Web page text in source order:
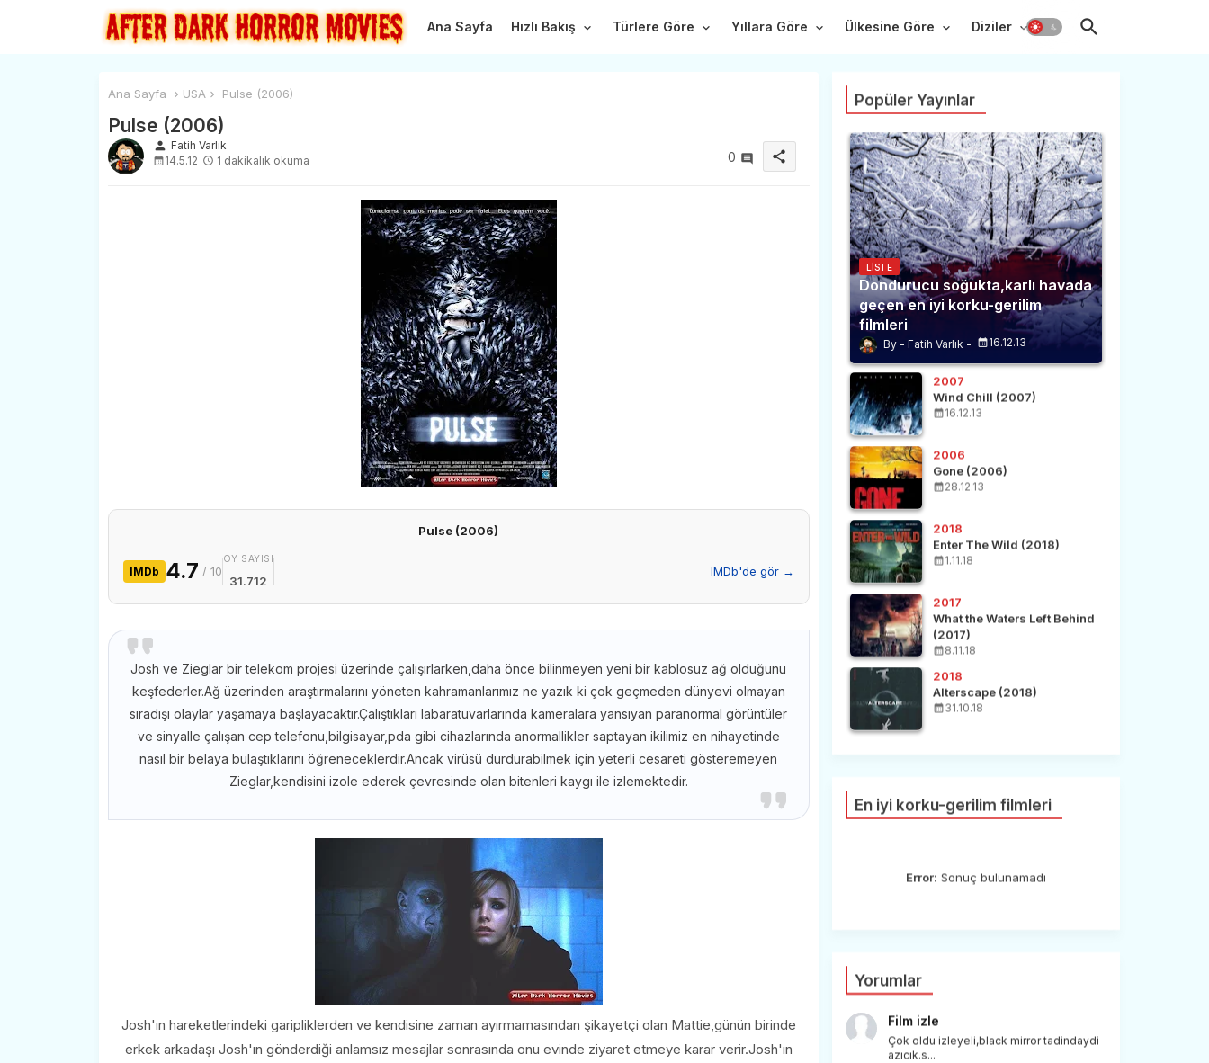
Ana Sayfa Hızlı Bakış Türlere Göre Yıllara Göre Ülkesine Göre Diziler
Ana Sayfa USA Pulse (2006)
Pulse (2006)
person Fatih Varlık
14.5.12
1 dakikalık okuma 0 share
Pulse (2006)
IMDb 4.7 / 10
OY SAYISI
31.712
IMDb'de gör →
Josh ve Zieglar bir telekom projesi üzerinde çalışırlarken,daha önce bilinmeyen yeni bir kablosuz ağ olduğunu
keşfederler.Ağ üzerinden araştırmalarını yöneten kahramanlarımız ne yazık ki çok geçmeden dünyevi olmayan
sıradışı olaylar yaşamaya başlayacaktır.Çalıştıkları labaratuvarlarında kameralara yansıyan paranormal görüntüler
ve sinyalle çalışan cep telefonu,bilgisayar,pda gibi cihazlarında anormallikler saptayan ikilimiz en nihayetinde
nasıl bir belaya bulaştıklarını öğreneceklerdir.Ancak virüsü durdurabilmek için yeterli cesareti gösteremeyen
Zieglar,kendisini izole ederek çevresinde olan bitenleri kaygı ile izlemektedir.
Josh'ın hareketlerindeki garipliklerden ve kendisine zaman ayırmamasından şikayetçi olan Mattie,günün birinde
erkek arkadaşı Josh'ın gönderdiği anlamsız mesajlar sonrasında onu evinde ziyaret etmeye karar verir.Josh'ın
Popüler Yayınlar
LISTE
Dondurucu soğukta,karlı havada
geçen en iyi korku-gerilim
filmleri
Fatih Varlık 16.12.13
2007
Wind Chill (2007)
16.12.13
2006
Gone (2006)
28.12.13
2018
Enter The Wild (2018)
1.11.18
2017
What the Waters Left Behind
(2017)
8.11.18
2018
Alterscape (2018)
31.10.18
En iyi korku-gerilim filmleri
Error: Sonuç bulunamadı
Yorumlar
Film izle
Çok oldu izleyeli,black mirror tadindaydi
azıcık.s...